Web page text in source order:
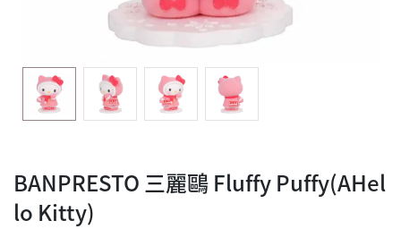
BANPRESTO 三麗鷗 Fluffy Puffy(AHel
lo Kitty)